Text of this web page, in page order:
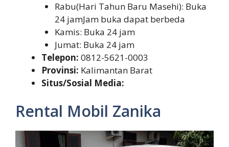
Rabu(Hari Tahun Baru Masehi): Buka
24 jamJam buka dapat berbeda
Kamis: Buka 24 jam
Jumat: Buka 24 jam
Telepon: 0812-5621-0003
Provinsi: Kalimantan Barat
Situs/Sosial Media:
Rental Mobil Zanika